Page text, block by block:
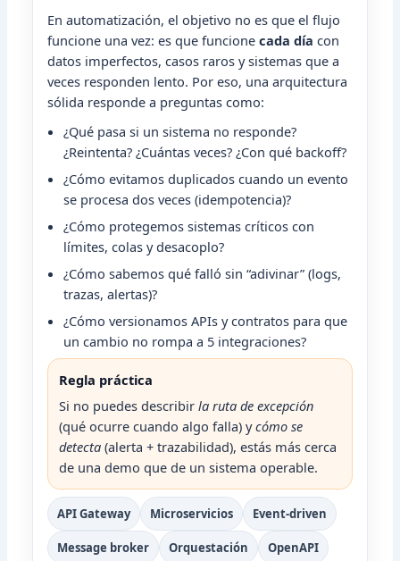
En automatización, el objetivo no es que el flujo
funcione una vez: es que funcionecada día con
datos imperfectos, casos raros y sistemas que a
veces responden lento. Por eso, una arquitectura
sólida responde a preguntas como:
¿Qué pasa si un sistema no responde?
¿Reintenta? ¿Cuántas veces? ¿Con qué backoff?
¿Cómo evitamos duplicados cuando un evento
se procesa dos veces (idempotencia)?
¿Cómo protegemos sistemas críticos con
límites, colas y desacoplo?
¿Cómo sabemos qué falló sin “adivinar” (logs,
trazas, alertas)?
¿Cómo versionamos APIs y contratos para que
un cambio no rompa a 5 integraciones?
Regla práctica
Si no puedes describirla ruta de excepción
(qué ocurre cuando algo falla) ycómo se
detecta (alerta + trazabilidad), estás más cerca
de una demo que de un sistema operable.
API Gateway Microservicios Event-driven
Message broker Orquestación OpenAPI